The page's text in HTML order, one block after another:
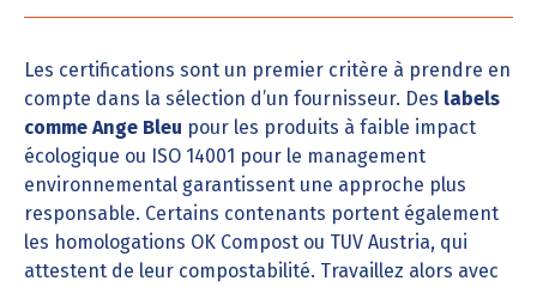
Les certifications sont un premier critère à prendre en
compte dans la sélection d’un fournisseur. Des labels
comme Ange Bleu pour les produits à faible impact
écologique ou ISO 14001 pour le management
environnemental garantissent une approche plus
responsable. Certains contenants portent également
les homologations OK Compost ou TUV Austria, qui
attestent de leur compostabilité. Travaillez alors avec